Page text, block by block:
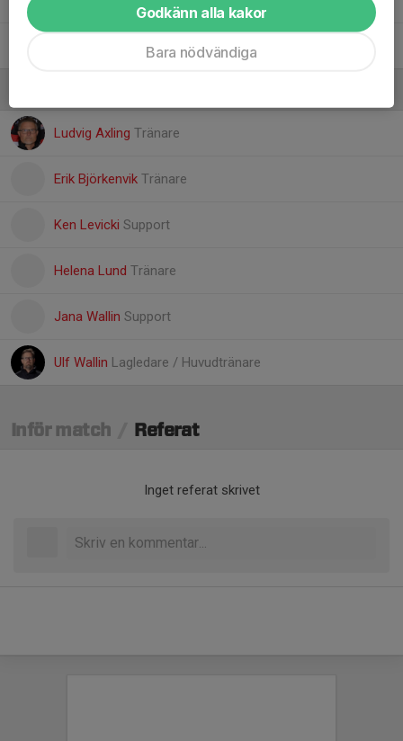
Ludvig Axling Tränare
Erik Björkenvik Tränare
Ken Levicki Support
Helena Lund Tränare
Jana Wallin Support
Ulf Wallin Lagledare / Huvudtränare
Inför match Referat
Inget referat skrivet
Godkänn alla kakor
Bara nödvändiga